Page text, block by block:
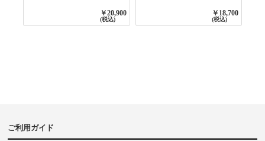
￥20,900
(税込)
3800NAVY BASE
￥18,700
(税込)
ご利用ガイド